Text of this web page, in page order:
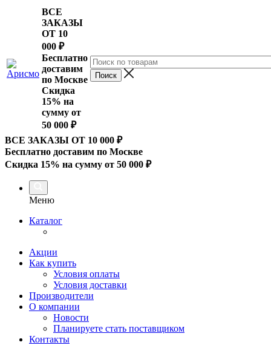
ВСЕ
ЗАКАЗЫ
ОТ 10
000 ₽
Бесплатно
доставим
по Москве
Скидка
15% на
сумму от
50 000 ₽
ВСЕ ЗАКАЗЫ ОТ 10 000 ₽
Бесплатно доставим по Москве
Скидка 15% на сумму от 50 000 ₽
Меню
Каталог
Акции
Как купить
Условия оплаты
Условия доставки
Производители
О компании
Новости
Планируете стать поставщиком
Контакты